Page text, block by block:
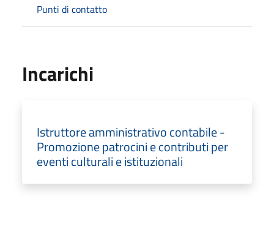
Punti di contatto
Incarichi
Istruttore amministrativo contabile -
Promozione patrocini e contributi per
eventi culturali e istituzionali